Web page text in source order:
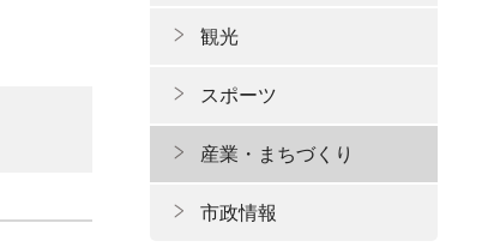
観光
スポーツ
産業・まちづくり
市政情報